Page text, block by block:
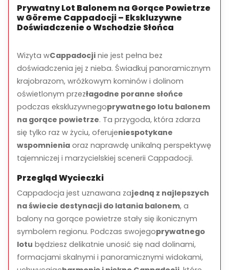
surrealistyczne krajobrazy.
Czas trwania lotu:Około60 minut
unoszenia się nad tym wymarzonym regionem.
Zróbzapierające dech w piersiach zdjęcia i filmyz
panoramicznymi widokami.
Celebracja i toast
Po łagodnym lądowaniu, świętuj swój lot z
kieliszkiem szampana, doskonały sposób na uczczenie
swojego wyjątkowego doświadczenia.
Powrót do hotelu
Zostaniesz przetransportowany z powrotem do swojego
hotelu, przybywając na czas, aby zrelaksować się,
cieszyć resztą poranka lub kontynuować odkrywanie
Cappadocji.
Najważniejsze atrakcje wycieczki
Prywatny Lot Balonem na Gorące Powietrze
w Göreme Cappadocji – Ekskluzywne
Doświadczenie o Wschodzie Słońca
Wizyta wCappadocji nie jest pełna bez
doświadczenia jej z nieba. Świadkuj panoramicznym
krajobrazom, wróżkowym kominów i dolinom
oświetlonym przezłagodne poranne słońce
podczas ekskluzywnegoprywatnego lotu balonem
na gorące powietrze. Ta przygoda, która zdarza
się tylko raz w życiu, oferujeniespotykane
wspomnienia oraz naprawdę unikalną perspektywę
tajemniczej i marzycielskiej scenerii Cappadocji.
Przegląd Wycieczki
Cappadocja jest uznawana zajedną z najlepszych
na świecie destynacji do latania balonem, a
balony na gorące powietrze stały się ikonicznym
symbolem regionu. Podczas swojegoprywatnego
lotu będziesz delikatnie unosić się nad dolinami,
formacjami skalnymi i panoramicznymi widokami,